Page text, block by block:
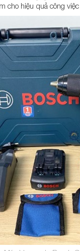
cho hiệu quả công